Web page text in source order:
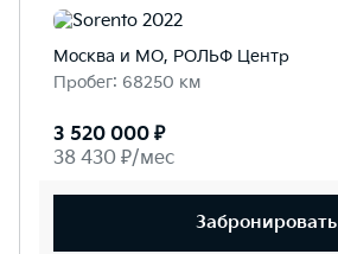
Москва и МО, РОЛЬФ Центр
Пробег: 68250 км
3 520 000 ₽
38 430 ₽/мес
Забронировать